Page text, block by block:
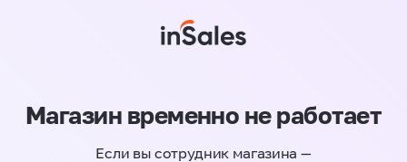
Магазин временно не работает
Если вы сотрудник магазина —